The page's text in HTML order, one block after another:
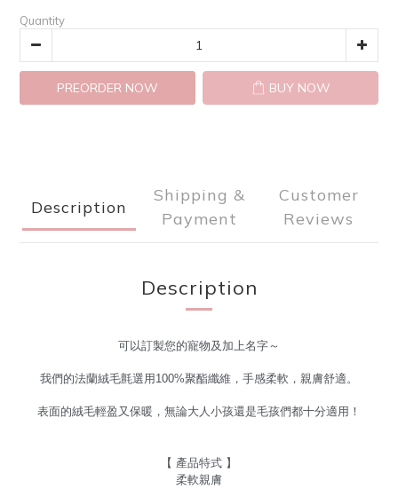
Quantity
PREORDER NOW BUY NOW
Description
Shipping &
Payment
Customer
Reviews
Description
可以訂製您的寵物及加上名字～
我們的法蘭絨毛氈選用100%聚酯纖維，手感柔軟，親膚舒適。
表面的絨毛輕盈又保暖，無論大人小孩還是毛孩們都十分適用！
【 產品特式 】
柔軟親膚